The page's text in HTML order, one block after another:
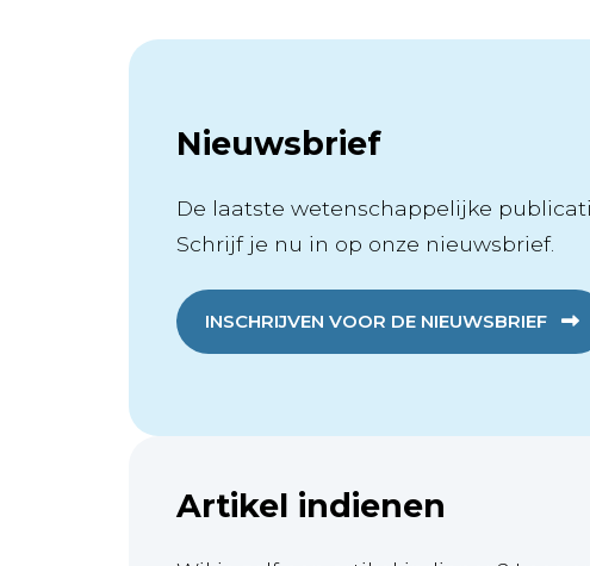
Nieuwsbrief
De laatste wetenschappelijke
Schrijf je nu in op onze nieuwsbrief.
INSCHRIJVEN VOOR DE NIEUWSBRIEF
Artikel indienen